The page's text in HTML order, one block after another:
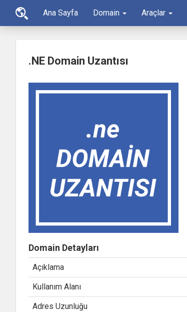
Ana Sayfa Domain Araçlar
.NE Domain Uzantısı
Domain Detayları
Açıklama
Kullanım Alanı
Adres Uzunluğu